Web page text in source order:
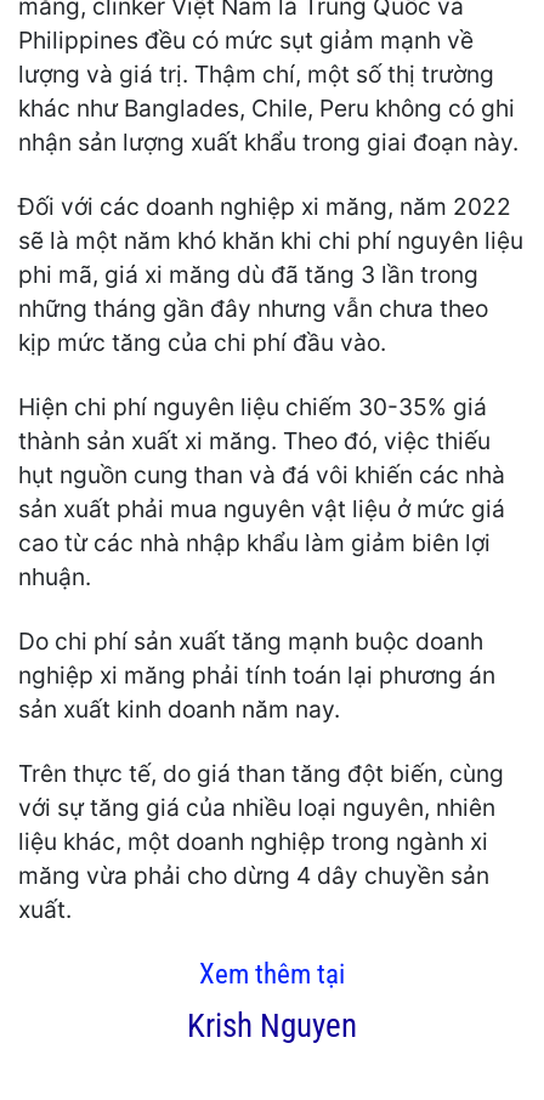
Philippines đều có mức sụt giảm mạnh về
lượng và giá trị. Thậm chí, một số thị trường
khác như Banglades, Chile, Peru không có ghi
nhận sản lượng xuất khẩu trong giai đoạn này.
Đối với các doanh nghiệp xi măng, năm 2022
sẽ là một năm khó khăn khi chi phí nguyên liệu
phi mã, giá xi măng dù đã tăng 3 lần trong
những tháng gần đây nhưng vẫn chưa theo
kịp mức tăng của chi phí đầu vào.
Hiện chi phí nguyên liệu chiếm 30-35% giá
thành sản xuất xi măng. Theo đó, việc thiếu
hụt nguồn cung than và đá vôi khiến các nhà
sản xuất phải mua nguyên vật liệu ở mức giá
cao từ các nhà nhập khẩu làm giảm biên lợi
nhuận.
Do chi phí sản xuất tăng mạnh buộc doanh
nghiệp xi măng phải tính toán lại phương án
sản xuất kinh doanh năm nay.
Trên thực tế, do giá than tăng đột biến, cùng
với sự tăng giá của nhiều loại nguyên, nhiên
liệu khác, một doanh nghiệp trong ngành xi
măng vừa phải cho dừng 4 dây chuyền sản
xuất.
Xem thêm tại
Krish Nguyen